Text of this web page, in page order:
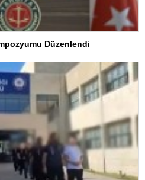
Düzenlendi